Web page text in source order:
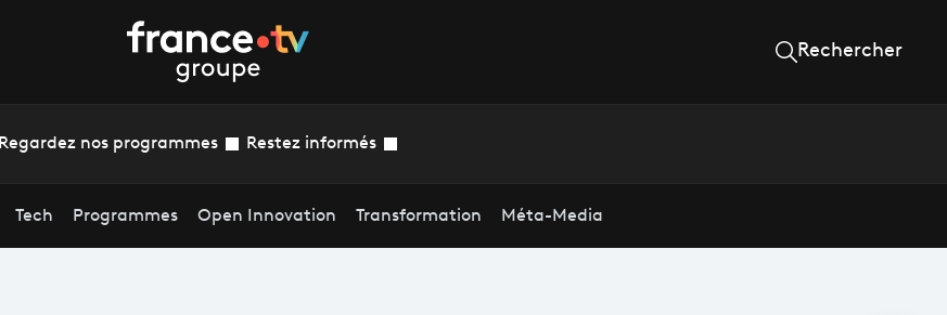
Rechercher
Regardez nos programmes Restez informés
Tech Programmes Open Innovation Transformation Méta-Media